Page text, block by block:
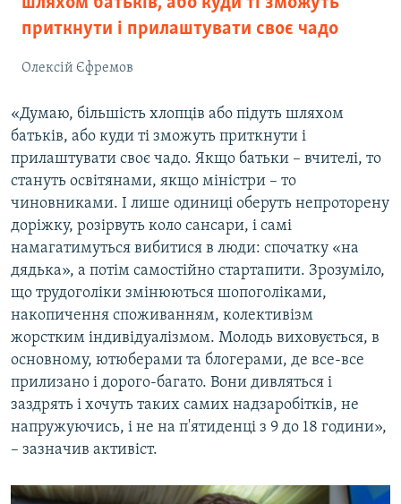
приткнути і прилаштувати своє чадо
Олексій Єфремов
«Думаю, більшість хлопців або підуть шляхом
батьків, або куди ті зможуть приткнути і
прилаштувати своє чадо. Якщо батьки – вчителі, то
стануть освітянами, якщо міністри – то
чиновниками. І лише одиниці оберуть непроторену
доріжку, розірвуть коло сансари, і самі
намагатимуться вибитися в люди: спочатку «на
дядька», а потім самостійно стартапити. Зрозуміло,
що трудоголіки змінюються шопоголіками,
накопичення споживанням, колективізм
жорстким індивідуалізмом. Молодь виховується, в
основному, ютюберами та блогерами, де все-все
прилизано і дорого-багато. Вони дивляться і
заздрять і хочуть таких самих надзаробітків, не
напружуючись, і не на п'ятиденці з 9 до 18 години»,
– зазначив активіст.